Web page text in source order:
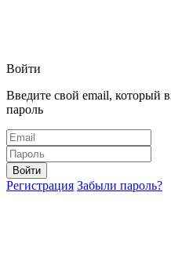
Войти
Введите свой email, который
пароль
Войти
Регистрация Забыли пароль?